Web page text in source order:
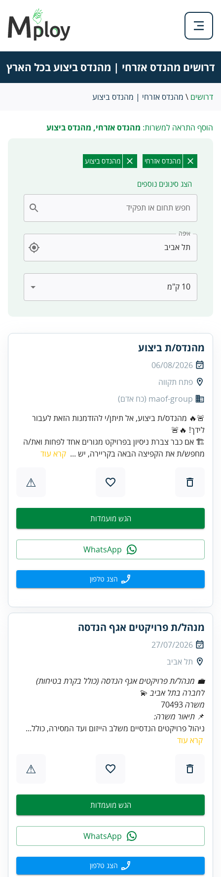
דרושים מהנדס אזרחי | מהנדס ביצוע בכל הארץ
דרושים \ מהנדס אזרחי | מהנדס ביצוע
הוסף התראה למשרות: מהנדס אזרחי, מהנדס ביצוע
מהנדס אזרחי מהנדס ביצוע
הצג סינונים נוספים
חפש תחום או תפקיד
איפה
מהנדס/ת ביצוע
06/08/2026
פתח תקווה
maof-group (כח אדם)
🚨🔥 מהנדס/ת ביצוע, אל תיתן/י להזדמנות הזאת לעבור
לידך! 🔥🚨
🏗️ אם כבר צברת ניסיון בפרויקט מגורים אחד לפחות ואת/ה
מחפש/ת את הקפיצה הבאה בקריירה, יש ... קרא עוד
⚠
הגש מועמדות
הצג טלפון
מנהל/ת פרויקטים אגף הנדסה
27/07/2026
תל אביב
💼 מנהל/ת פרויקטים אגף הנדסה (כולל בקרת בטיחות)
לחברה בתל אביב💫
משרה
📌 תיאור משרה:
ניהול פרויקטים הנדסיים משלב הייזום ועד המסירה, כולל...
קרא עוד
⚠
הגש מועמדות
הצג טלפון